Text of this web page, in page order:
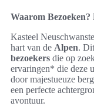
Waarom
Kasteel
hart van de Alpen. Dit
bezoekers die op
ervaringen* die deze
door majestueuze
een perfecte
avontuur.